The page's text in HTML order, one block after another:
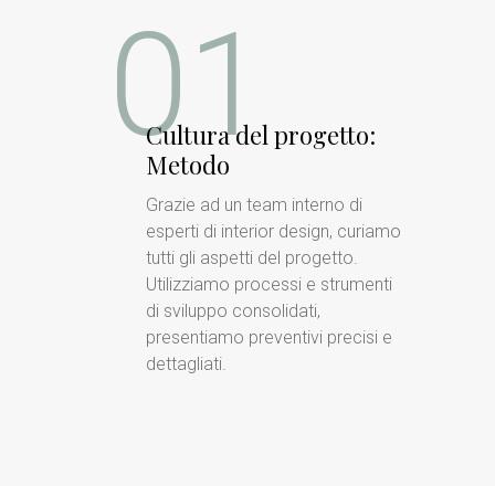
01
Cultura del progetto:
Metodo
Grazie ad un team interno di
esperti di interior design, curiamo
tutti gli aspetti del progetto.
Utilizziamo processi e strumenti
di sviluppo consolidati,
presentiamo preventivi precisi e
dettagliati.